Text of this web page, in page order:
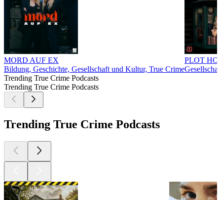
MORD AUF EX
Bildung, Geschichte, Gesellschaft und Kultur, True Crime
PLOT
Trending True Crime Podcasts
Trending True Crime Podcasts
Trending True Crime Podcasts